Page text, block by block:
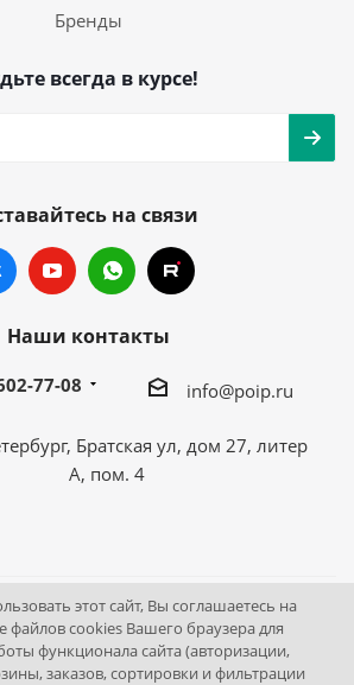
Бренды
всегда в курсе!
на связи
Наши контакты
77-08 info@poip.ru
Братская ул, дом 27, литер
А, пом. 4
оборудование Интернет
портал.
этот сайт, Вы соглашаетесь на
файлов cookies Вашего браузера для
функционала сайта (авторизации,
заказов, сортировки и фильтрации